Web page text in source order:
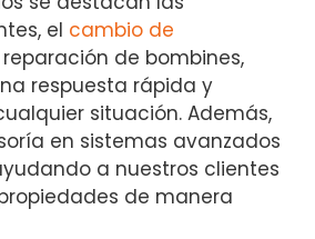
el cambio de
de bombines,
respuesta rápida y
situación. Además,
en sistemas avanzados
a nuestros clientes
de manera